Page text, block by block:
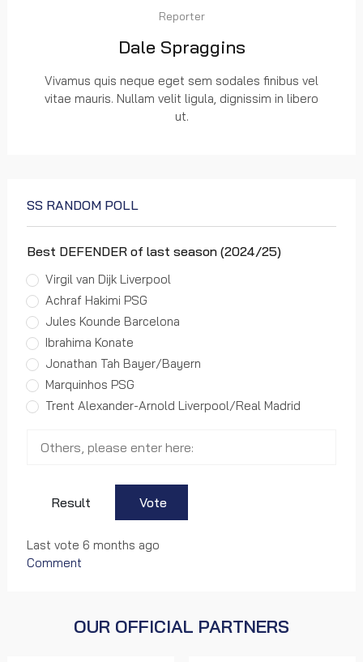
Reporter
Dale Spraggins
Vivamus quis neque eget sem sodales finibus vel
vitae mauris. Nullam velit ligula, dignissim in libero
ut.
SS RANDOM POLL
Best DEFENDER of last season (2024/25)
Virgil van Dijk Liverpool
Achraf Hakimi PSG
Jules Kounde Barcelona
Ibrahima Konate
Jonathan Tah Bayer/Bayern
Marquinhos PSG
Trent Alexander-Arnold Liverpool/Real Madrid
Result Vote
Last vote 6 months ago
Comment
OUR OFFICIAL PARTNERS